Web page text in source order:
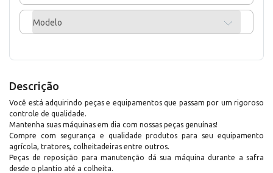
Modelo
Descrição
Você está adquirindo peças e equipamentos que passam por um rigoroso
controle de qualidade.
Mantenha suas máquinas em dia com nossas peças genuínas!
Compre com segurança e qualidade produtos para seu equipamento
agrícola, tratores, colheitadeiras entre outros.
Peças de reposição para manutenção dá sua máquina durante a safra
desde o plantio até a colheita.